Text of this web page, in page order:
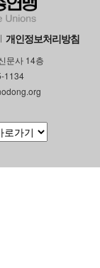
개인정보처리방침
문사 14층
1134